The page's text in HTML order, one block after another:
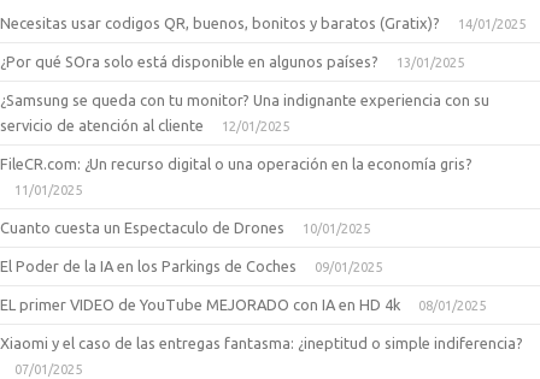
Necesitas usar codigos QR, buenos, bonitos y baratos (Gratix)? 14/01/2025
¿Por qué SOra solo está disponible en algunos países? 13/01/2025
¿Samsung se queda con tu monitor? Una indignante experiencia con su
servicio de atención al cliente
12/01/2025
FileCR.com: ¿Un recurso digital o una operación en la economía gris?
11/01/2025
Cuanto cuesta un Espectaculo de Drones 10/01/2025
El Poder de la IA en los Parkings de Coches 09/01/2025
EL primer VIDEO de YouTube MEJORADO con IA en HD 4k 08/01/2025
Xiaomi y el caso de las entregas fantasma: ¿ineptitud o simple indiferencia?
07/01/2025